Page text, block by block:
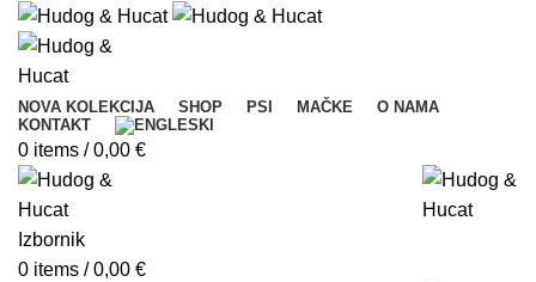
NOVA KOLEKCIJA SHOP PSI MAČKE
O NAMA
KONTAKT
0 items / 0,00 €
Izbornik
0 items / 0,00 €